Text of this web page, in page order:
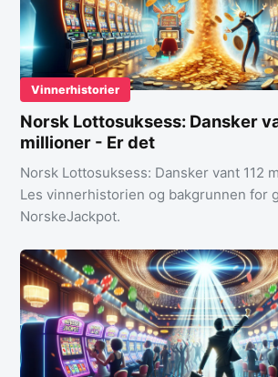
Vinnerhistorier
Norsk Lottosuksess: Dansker
millioner - Er det
Norsk Lottosuksess: Dansker vant 112
Les vinnerhistorien og bakgrunnen for
NorskeJackpot.